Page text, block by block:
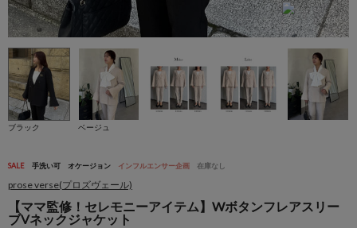
ブラック ベージュ
SALE 手洗い可 オケージョン インフルエンサー企画 在庫なし
prose verse(プロズヴェール)
【ママ監修！セレモニーアイテム】Wボタンフレアスリー
ブVネックジャケット